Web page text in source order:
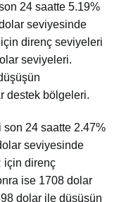
24 saatte 5.19%
seviyesinde
direnç seviyeleri
seviyeleri.
destek bölgeleri.
24 saatte 2.47%
seviyesinde
için direnç
ise 1708 dolar
dolar ile düşüşün